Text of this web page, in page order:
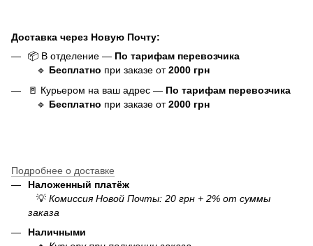
Доставка через Новую Почту:
📦 В отделение — По тарифам перевозчика
🔹 Бесплатно при заказе от2000 грн
🚪 Курьером на ваш адрес — По тарифам перевозчика
🔹 Бесплатно при заказе от2000 грн
Подробнее о доставке
Наложенный платёж
💡 Комиссия Новой Почты: 20 грн + 2% от суммы
заказа
Наличными